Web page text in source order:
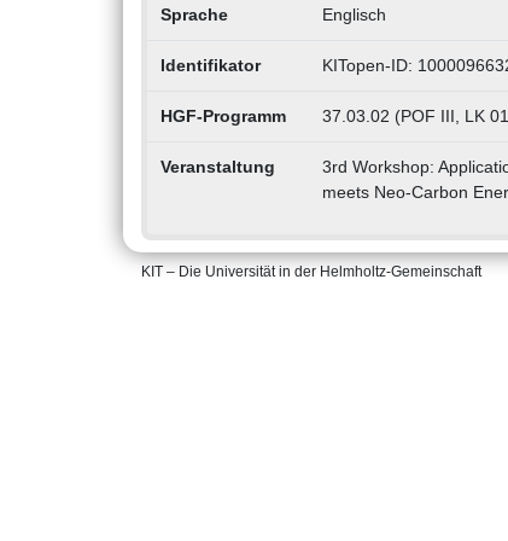
Sprache Englisch
Identifikator KITopen-ID:
HGF-Programm 37.03.02 (POF III, LK
Veranstaltung
3rd Workshop:
meets Neo-Carbon
KIT – Die Universität in der Helmholtz-Gemeinschaft